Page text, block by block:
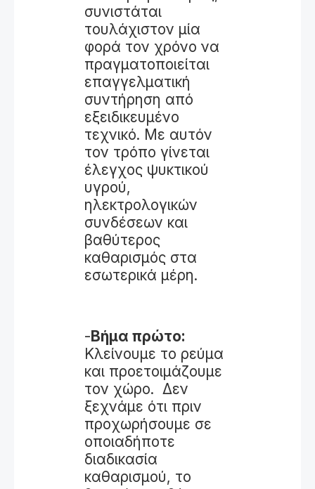
συνιστάται
τουλάχιστον μία
φορά τον χρόνο να
πραγματοποιείται
επαγγελματική
συντήρηση από
εξειδικευμένο
τεχνικό. Με αυτόν
τον τρόπο γίνεται
έλεγχος ψυκτικού
υγρού,
ηλεκτρολογικών
συνδέσεων και
βαθύτερος
καθαρισμός στα
εσωτερικά μέρη.
-Βήμα πρώτο:
Κλείνουμε το ρεύμα
και προετοιμάζουμε
τον χώρο. Δεν
ξεχνάμε ότι πριν
προχωρήσουμε σε
οποιαδήποτε
διαδικασία
καθαρισμού, το